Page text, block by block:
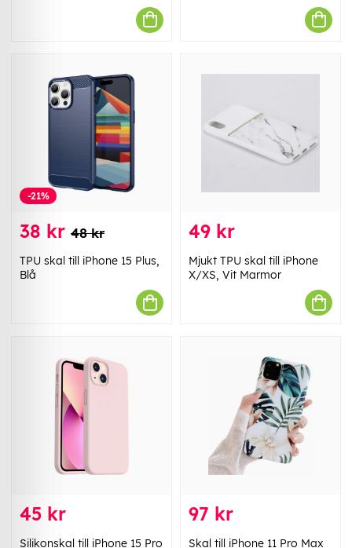
-21%
38 kr 48 kr
TPU skal till iPhone 15 Plus,
Blå
49 kr
Mjukt TPU skal till iPhone
X/XS, Vit Marmor
45 kr
Silikonskal till iPhone 15 Pro
97 kr
Skal till iPhone 11 Pro Max